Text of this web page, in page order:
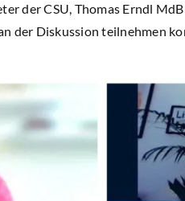
der CSU, Thomas Erndl
der Diskussion teilnehmen